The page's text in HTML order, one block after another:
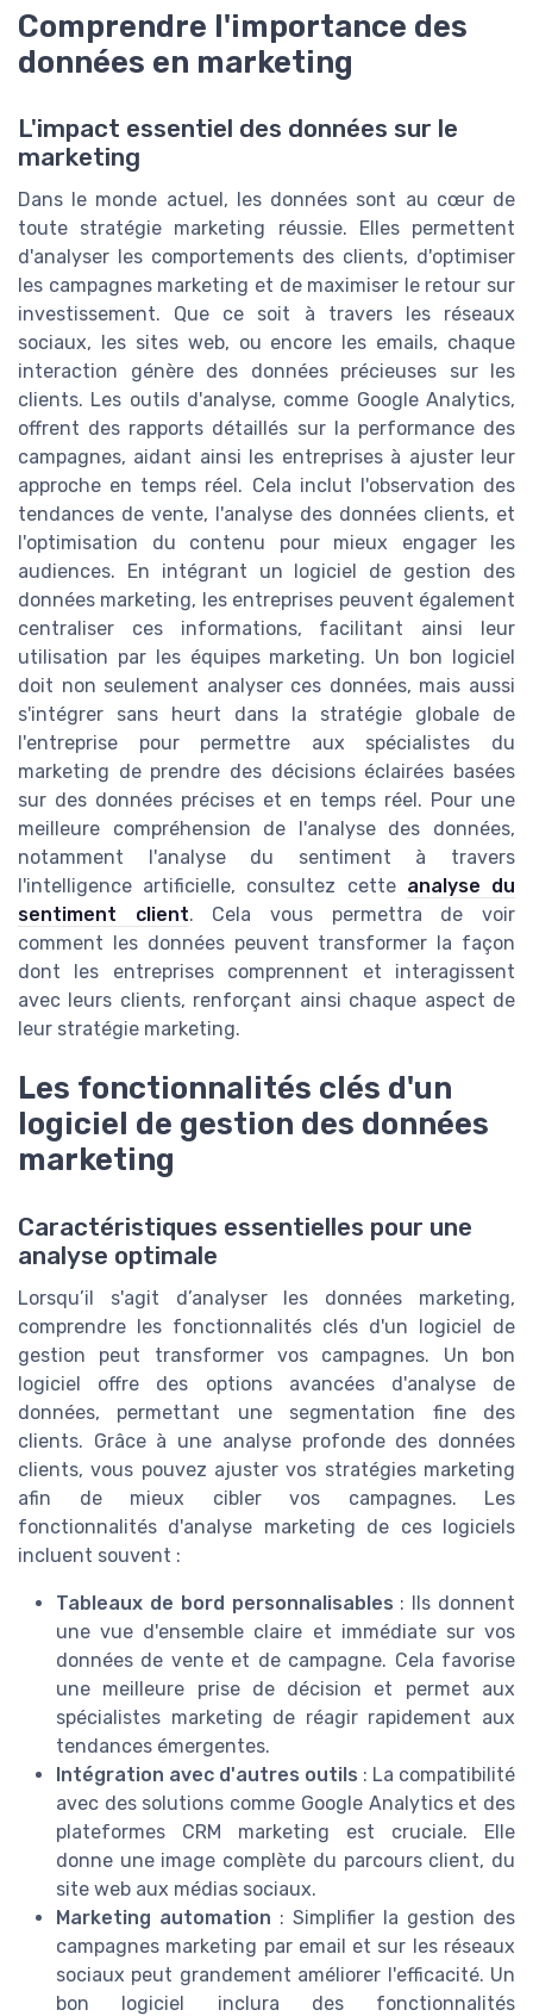
Comprendre l'importance des
données en marketing
L'impact essentiel des données sur le
marketing
Dans le monde actuel, les données sont au cœur de
toute stratégie marketing réussie. Elles permettent
d'analyser les comportements des clients, d'optimiser
les campagnes marketing et de maximiser le retour sur
investissement. Que ce soit à travers les réseaux
sociaux, les sites web, ou encore les emails, chaque
interaction génère des données précieuses sur les
clients. Les outils d'analyse, comme Google Analytics,
offrent des rapports détaillés sur la performance des
campagnes, aidant ainsi les entreprises à ajuster leur
approche en temps réel. Cela inclut l'observation des
tendances de vente, l'analyse des données clients, et
l'optimisation du contenu pour mieux engager les
audiences. En intégrant un logiciel de gestion des
données marketing, les entreprises peuvent également
centraliser ces informations, facilitant ainsi leur
utilisation par les équipes marketing. Un bon logiciel
doit non seulement analyser ces données, mais aussi
s'intégrer sans heurt dans la stratégie globale de
l'entreprise pour permettre aux spécialistes du
marketing de prendre des décisions éclairées basées
sur des données précises et en temps réel. Pour une
meilleure compréhension de l'analyse des données,
notamment l'analyse du sentiment à travers
l'intelligence artificielle, consultez cette analyse du
sentiment client. Cela vous permettra de voir
comment les données peuvent transformer la façon
dont les entreprises comprennent et interagissent
avec leurs clients, renforçant ainsi chaque aspect de
leur stratégie marketing.
Les fonctionnalités clés d'un
logiciel de gestion des données
marketing
Caractéristiques essentielles pour une
analyse optimale
Lorsqu’il s'agit d’analyser les données marketing,
comprendre les fonctionnalités clés d'un logiciel de
gestion peut transformer vos campagnes. Un bon
logiciel offre des options avancées d'analyse de
données, permettant une segmentation fine des
clients. Grâce à une analyse profonde des données
clients, vous pouvez ajuster vos stratégies marketing
afin de mieux cibler vos campagnes. Les
fonctionnalités d'analyse marketing de ces logiciels
incluent souvent :
Tableaux de bord personnalisables : Ils donnent
une vue d'ensemble claire et immédiate sur vos
données de vente et de campagne. Cela favorise
une meilleure prise de décision et permet aux
spécialistes marketing de réagir rapidement aux
tendances émergentes.
Intégration avec d'autres outils : La compatibilité
avec des solutions comme Google Analytics et des
plateformes CRM marketing est cruciale. Elle
donne une image complète du parcours client, du
site web aux médias sociaux.
Marketing automation : Simplifier la gestion des
campagnes marketing par email et sur les réseaux
sociaux peut grandement améliorer l'efficacité. Un
bon logiciel inclura des fonctionnalités